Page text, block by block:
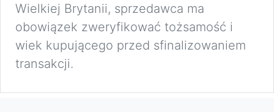
Wielkiej Brytanii, sprzedawca ma
obowiązek zweryfikować tożsamość i
wiek kupującego przed sfinalizowaniem
transakcji.